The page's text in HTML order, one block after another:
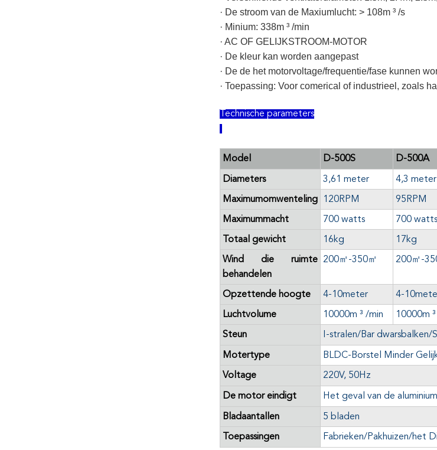
· De stroom van de Maxiumlucht: > 108m ³ /s
· Minium: 338m ³ /min
· AC OF GELIJKSTROOM-MOTOR
· De kleur kan worden aangepast
· De de het motorvoltage/frequentie/fase kunnen
· Toepassing: Voor comerical of industrieel, zoals
Technische parameters
Model D-500S D-500A
Diameters 3,61 meter 4,3 meter
Maximumomwenteling 120RPM 95RPM
Maximummacht 700 watts 700 watts
Totaal gewicht 16kg 17kg
Wind die ruimte
behandelen
200㎡-350㎡ 200㎡-
Opzettende hoogte 4-10meter 4-
Luchtvolume 10000m ³ /min 10000m
Steun I-stralen/Bar dwarsbalken/
Motertype BLDC-Borstel Minder
Voltage 220V, 50Hz
De motor eindigt Het geval van de
Bladaantallen 5 bladen
Toepassingen Fabrieken/Pakhuizen/het